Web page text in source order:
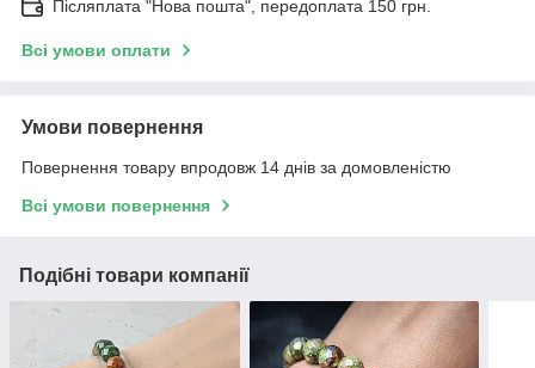
Післяплата "Нова пошта", передоплата 150 грн.
Всі умови оплати
Умови повернення
Повернення товару впродовж 14 днів за домовленістю
Всі умови повернення
Подібні товари компанії